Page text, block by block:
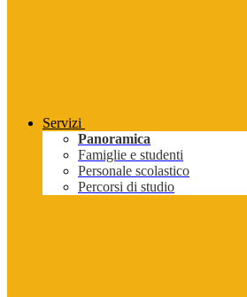
Servizi
Panoramica
Famiglie e studenti
Personale scolastico
Percorsi di studio